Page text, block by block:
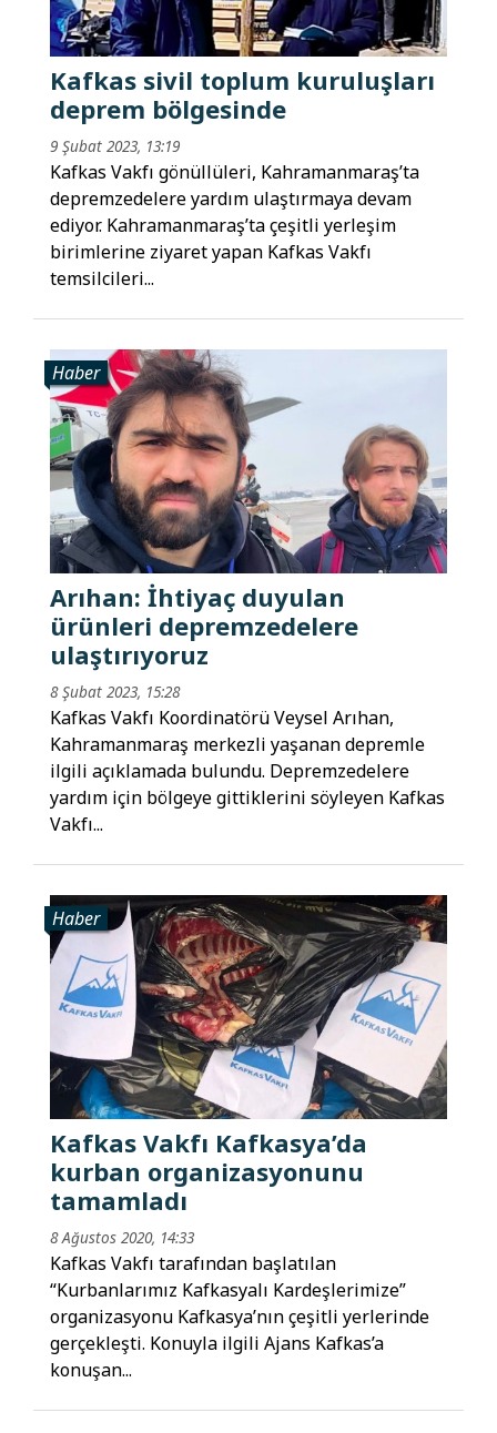
Kafkas sivil toplum kuruluşları
deprem bölgesinde
9 Şubat 2023, 13:19
Kafkas Vakfı gönüllüleri, Kahramanmaraş’ta
depremzedelere yardım ulaştırmaya devam
ediyor. Kahramanmaraş’ta çeşitli yerleşim
birimlerine ziyaret yapan Kafkas Vakfı
temsilcileri...
Haber
Arıhan: İhtiyaç duyulan
ürünleri depremzedelere
ulaştırıyoruz
8 Şubat 2023, 15:28
Kafkas Vakfı Koordinatörü Veysel Arıhan,
Kahramanmaraş merkezli yaşanan depremle
ilgili açıklamada bulundu. Depremzedelere
yardım için bölgeye gittiklerini söyleyen Kafkas
Vakfı...
Haber
Kafkas Vakfı Kafkasya’da
kurban organizasyonunu
tamamladı
8 Ağustos 2020, 14:33
Kafkas Vakfı tarafından başlatılan
“Kurbanlarımız Kafkasyalı Kardeşlerimize”
organizasyonu Kafkasya’nın çeşitli yerlerinde
gerçekleşti. Konuyla ilgili Ajans Kafkas’a
konuşan...